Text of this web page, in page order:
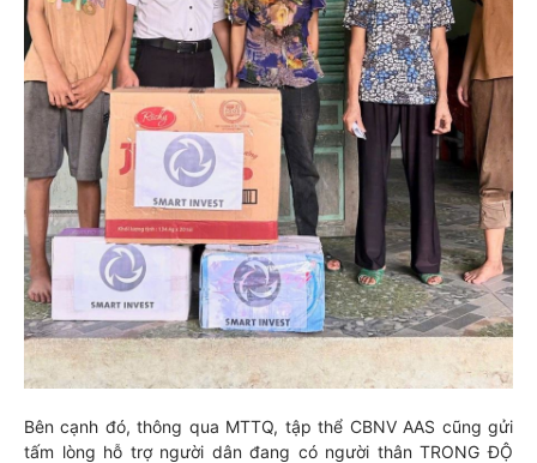
Bên cạnh đó, thông qua MTTQ, tập thể CBNV AAS cũng gửi
tấm lòng hỗ trợ người dân đang có người thân TRONG ĐỘ